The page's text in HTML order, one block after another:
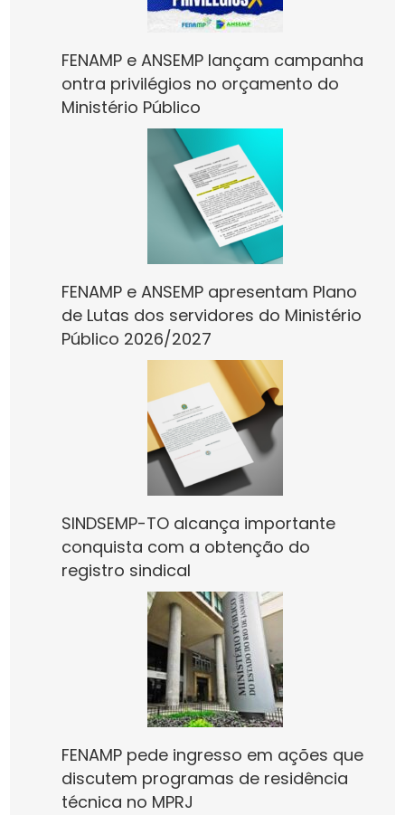
FENAMP e ANSEMP lançam campanha
ontra privilégios no orçamento do
Ministério Público
FENAMP e ANSEMP apresentam Plano
de Lutas dos servidores do Ministério
Público 2026/2027
SINDSEMP-TO alcança importante
conquista com a obtenção do
registro sindical
FENAMP pede ingresso em ações que
discutem programas de residência
técnica no MPRJ